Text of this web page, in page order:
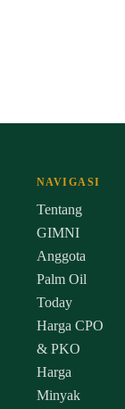
NAVIGASI
Tentang
GIMNI
Anggota
Palm Oil
Today
Harga CPO
& PKO
Harga
Minyak